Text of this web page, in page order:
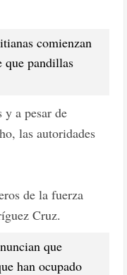
comienzan
que pandillas
a pesar de
las autoridades
de la fuerza
Cruz.
que
han ocupado